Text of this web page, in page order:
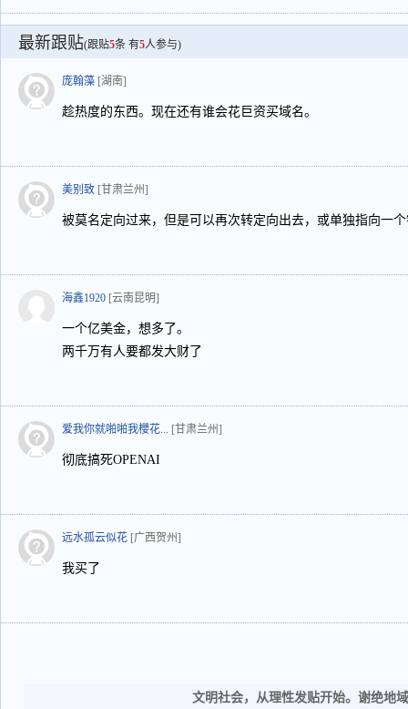
最新跟贴(跟贴5条 有5人参与)
庞翰藻 [湖南]
趁热度的东西。现在还有谁会花巨资买域名。
美别致 [甘肃兰州]
被莫名定向过来，但是可以再次转定向出去，或单独指向一
海鑫1920 [云南昆明]
一个亿美金，想多了。
两千万有人要都发大财了
爱我你就啪啪我櫻花... [甘肃兰州]
彻底搞死OPENAI
远水孤云似花 [广西贺州]
我买了
文明社会，从理性发贴开始。谢绝地